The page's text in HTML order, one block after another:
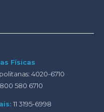
Físicas
4020-6710
580 6710
11 3195-6998